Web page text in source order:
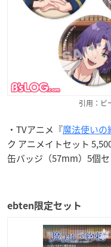
引用：ビ
・TVアニメ『魔法使いの
ク アニメイトセット
缶バッジ（57mm）5個
ebten限定セット